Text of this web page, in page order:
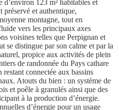
d’environ 123 m² habitables et
préservé et authentique,
montagne, tout en
vers les principaux axes
voisines telles que Perpignan et
se distingue par son calme et par la
propice aux activités de plein
de randonnée du Pays cathare
connectée aux bassins
Atouts du bien : un système de
et poêle à granulés ainsi que des
à la production d’énergie.
d’énergie pour un usage